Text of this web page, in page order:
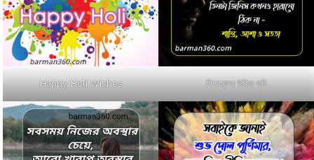
Happy Holi Wishes শিক্ষামূলক উক্তি ছবি